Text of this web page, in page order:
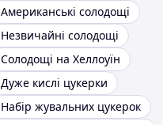
Американські солодощі
Незвичайні солодощі
Солодощі на Хеллоуїн
Дуже кислі цукерки
Набір жувальних цукерок